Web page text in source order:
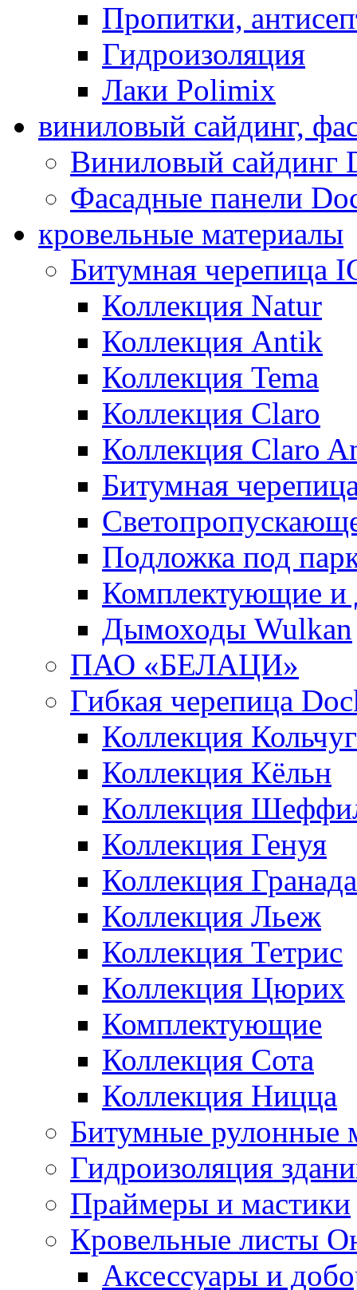
Пропитки,
Гидроизоляция
Лаки Polimix
виниловый сайдинг,
Виниловый сайдинг
Фасадные панели
кровельные материалы
Битумная черепица
Коллекция Natur
Коллекция Antik
Коллекция Tema
Коллекция Claro
Коллекция Claro
Битумная
Подложка под
Комплектующие и
Дымоходы Wulkan
ПАО «БЕЛАЦИ»
Гибкая черепица
Коллекция
Коллекция Кёльн
Коллекция
Коллекция Генуя
Коллекция Гранада
Коллекция Льеж
Коллекция Тетрис
Коллекция Цюрих
Комплектующие
Коллекция Сота
Коллекция Ницца
Битумные рулонные
Гидроизоляция
Праймеры и мастики
Кровельные листы
Аксессуары и